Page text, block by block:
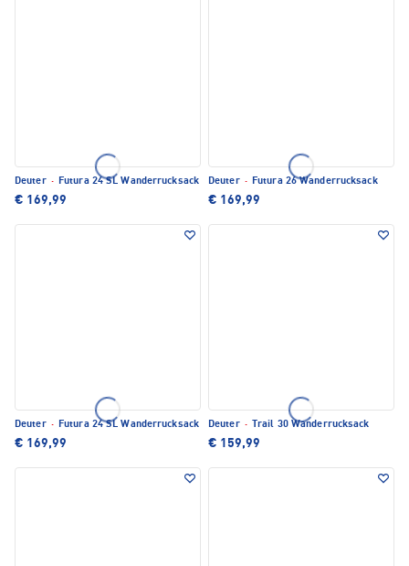
Deuter · Futura 24 SL Wanderrucksack
€ 169,99
Deuter · Futura 26 Wanderrucksack
€ 169,99
Deuter · Futura 24 SL Wanderrucksack
€ 169,99
Deuter · Trail 30 Wanderrucksack
€ 159,99